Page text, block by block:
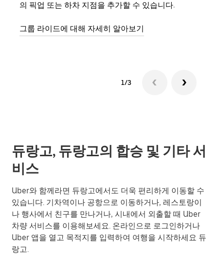
의 픽업 또는 하차 지점을 추가할 수 있습니다.
그룹 라이드에 대해 자세히 알아보기
1/3
듀랑고, 듀랑고의 합승 및 기타 서
비스
Uber와 함께라면 듀랑고에서도 더욱 편리하게 이동할 수
있습니다. 기차역이나 공항으로 이동하거나, 레스토랑이
나 행사에서 친구를 만나거나, 시내에서 외출할 때 Uber
차량 서비스를 이용해보세요. 온라인으로 로그인하거나
Uber 앱을 열고 목적지를 입력하여 여행을 시작하세요 듀
랑고.